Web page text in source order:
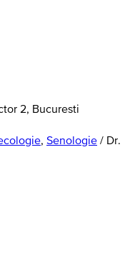
2, Bucuresti
, Senologie / Dr.